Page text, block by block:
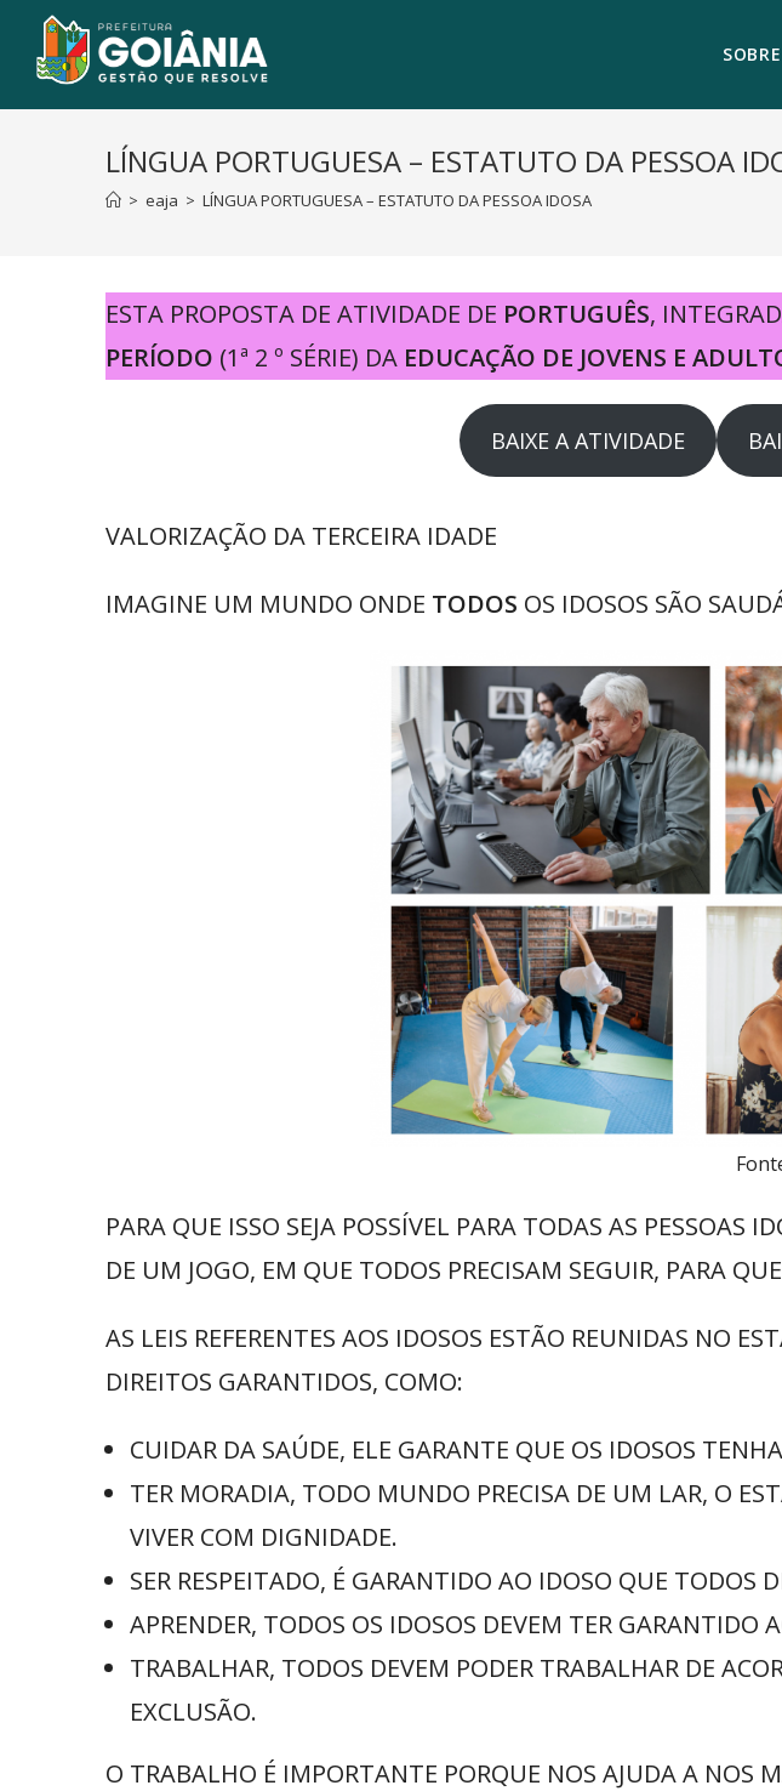
LÍNGUA PORTUGUESA – ESTATUTO DA PESSOA
> eaja > LÍNGUA PORTUGUESA – ESTATUTO DA PESSOA IDOSA
ESTA PROPOSTA DE ATIVIDADE DE PORTUGUÊS,
PERÍODO (1ª 2 º SÉRIE) DA EDUCAÇÃO DE JOVENS E
BAIXE A ATIVIDADE
VALORIZAÇÃO DA TERCEIRA IDADE
IMAGINE UM MUNDO ONDE TODOS OS IDOSOS SÃO
PARA QUE ISSO SEJA POSSÍVEL PARA TODAS AS PESSOAS
DE UM JOGO, EM QUE TODOS PRECISAM SEGUIR, PARA
AS LEIS REFERENTES AOS IDOSOS ESTÃO REUNIDAS NO
DIREITOS GARANTIDOS, COMO:
CUIDAR DA SAÚDE, ELE GARANTE QUE OS IDOSOS
TER MORADIA, TODO MUNDO PRECISA DE UM LAR, O
VIVER COM DIGNIDADE.
SER RESPEITADO, É GARANTIDO AO IDOSO QUE TODOS
APRENDER, TODOS OS IDOSOS DEVEM TER GARANTIDO
TRABALHAR, TODOS DEVEM PODER TRABALHAR DE
EXCLUSÃO.
O TRABALHO É IMPORTANTE PORQUE NOS AJUDA A NOS